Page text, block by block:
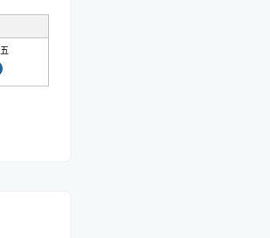
五